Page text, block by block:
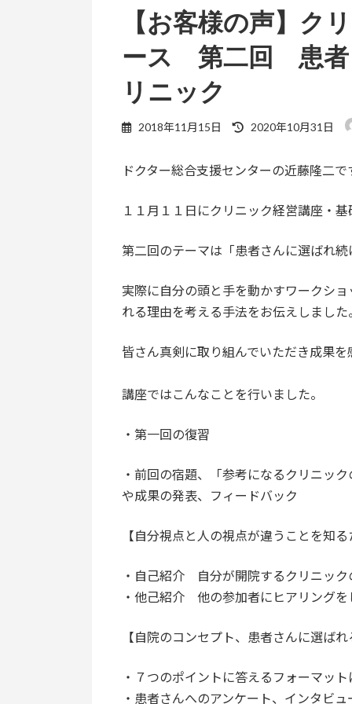
【お客様の声】ク
ース 第二回 患者
リニック
2018年11月15日
最
新
:
2020年10月31日
ドクター総合支援センターの近藤隆二で
１１月１１日にクリニック経営講座・
第二回のテーマは「患者さんに選ばれ
実際に自分の頭と手を動かすワークシ
れる理由を考える手法をお伝えしました
皆さん真剣に取り組んでいただき成果
講座ではこんなことを行いました。
・第一回の復習
・前回の宿題、「参考になるクリニッ
や成果の発表、フィードバック
【自分視点と人の視点が違うことを知
・自己紹介 自分が開院するクリニッ
・他己紹介 他の参加者にヒアリング
【自院のコンセプト、患者さんに選ば
・７つのポイントに答えるフォーマッ
・患者さんへのアンケート、インタビ